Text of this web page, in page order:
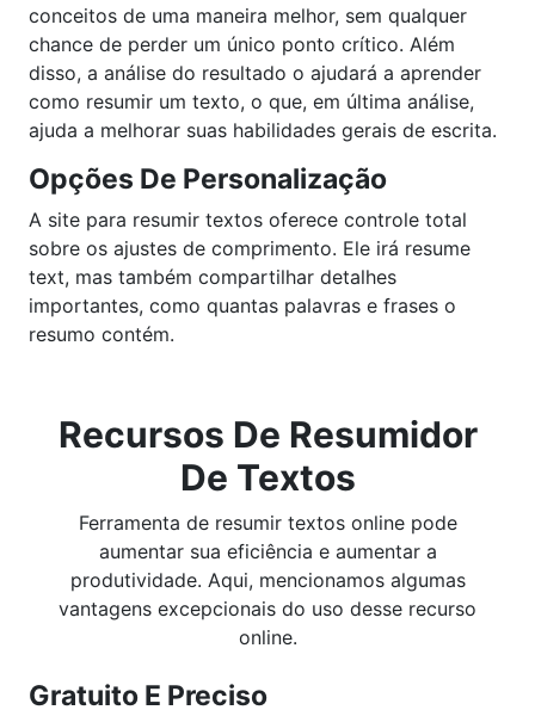
conceitos de uma maneira melhor, sem qualquer
chance de perder um único ponto crítico. Além
disso, a análise do resultado o ajudará a aprender
como resumir um texto, o que, em última análise,
ajuda a melhorar suas habilidades gerais de escrita.
Opções De Personalização
A site para resumir textos oferece controle total
sobre os ajustes de comprimento. Ele irá resume
text, mas também compartilhar detalhes
importantes, como quantas palavras e frases o
resumo contém.
Recursos De Resumidor
De Textos
Ferramenta de resumir textos online pode
aumentar sua eficiência e aumentar a
produtividade. Aqui, mencionamos algumas
vantagens excepcionais do uso desse recurso
online.
Gratuito E Preciso